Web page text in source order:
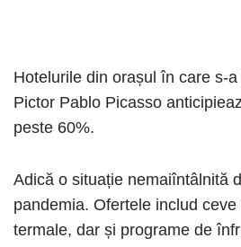
Hotelurile din orașul în care s-a
Pictor Pablo Picasso
peste 60%.
Adică o situație nemaiîntâlnită
pandemia. Ofertele includ
termale, dar și programe de